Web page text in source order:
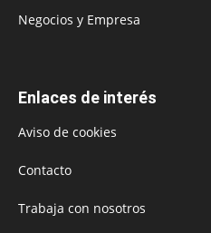
Negocios y Empresa
Enlaces de interés
Aviso de cookies
Contacto
Trabaja con nosotros